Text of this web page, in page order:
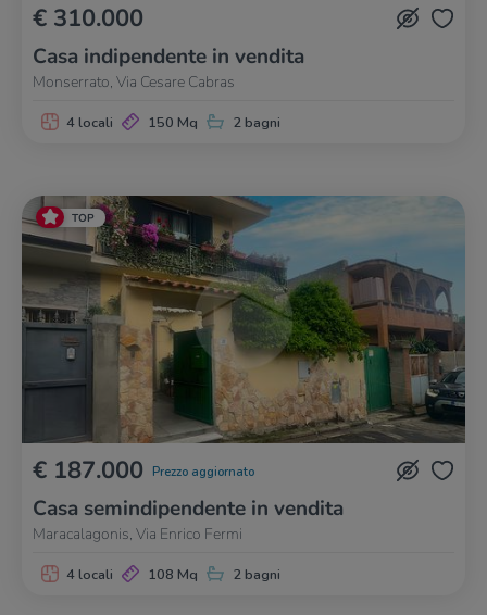
€ 310.000
Casa indipendente in vendita
Monserrato, Via Cesare Cabras
4 locali 150 Mq 2 bagni
TOP
€ 187.000 Prezzo aggiornato
Casa semindipendente in vendita
Maracalagonis, Via Enrico Fermi
4 locali 108 Mq 2 bagni